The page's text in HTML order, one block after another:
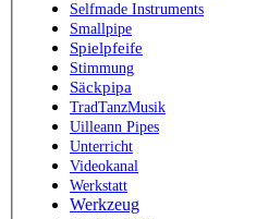
Selfmade Instruments
Smallpipe
Spielpfeife
Stimmung
Säckpipa
TradTanzMusik
Uilleann Pipes
Unterricht
Videokanal
Werkstatt
Werkzeug